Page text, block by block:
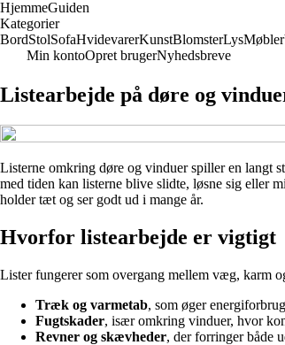
HjemmeGuiden
Kategorier
BordStolSofaHvidevarerKunstBlomsterLysMøbler
Min kontoOpret brugerNyhedsbreve
Listearbejde på døre og
Listerne omkring døre og vinduer spiller en langt
med tiden kan listerne blive slidte, løsne sig eller
holder tæt og ser godt ud i mange år.
Hvorfor listearbejde er vigtigt
Lister fungerer som overgang mellem væg, karm
Træk og varmetab, som øger
Fugtskader, især omkring vinduer, hvor
Revner og skævheder, der forringer både